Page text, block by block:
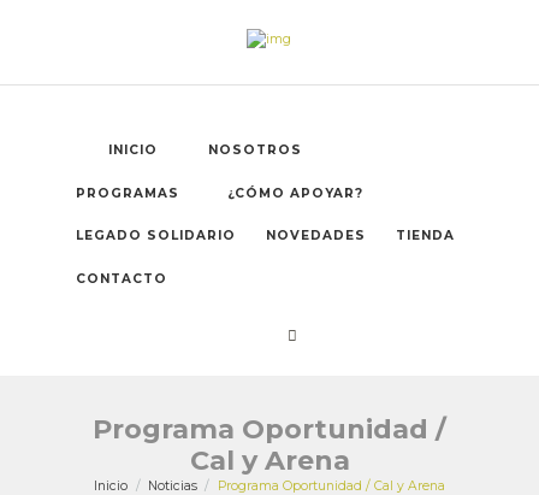
INICIO NOSOTROS
PROGRAMAS ¿CÓMO APOYAR?
LEGADO SOLIDARIO NOVEDADES TIENDA
CONTACTO
Programa Oportunidad /
Cal y Arena
Inicio Noticias Programa Oportunidad / Cal y Arena